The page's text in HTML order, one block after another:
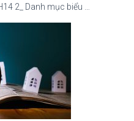
2_ Danh mục biểu …